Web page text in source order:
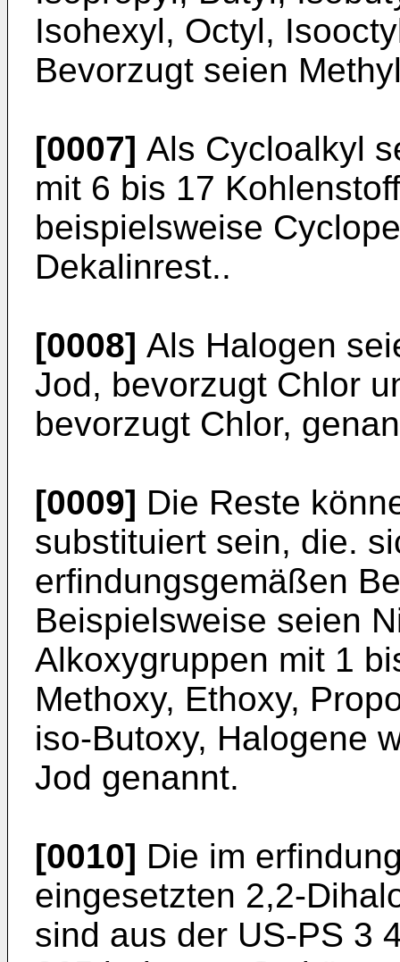
Isohexyl, Octyl,
Bevorzugt seien
[0007] Als Cycloalkyl
mit 6 bis 17
beispielsweise
Dekalinrest..
[0008] Als Halogen
Jod, bevorzugt Chlor
bevorzugt Chlor,
[0009] Die Reste
substituiert sein, die.
erfindungsgemäßen
Beispielsweise seien
Alkoxygruppen mit 1
Methoxy, Ethoxy,
iso-Butoxy, Halogene
Jod genannt.
[0010] Die im
eingesetzten 2,2-
sind aus der US-PS 3